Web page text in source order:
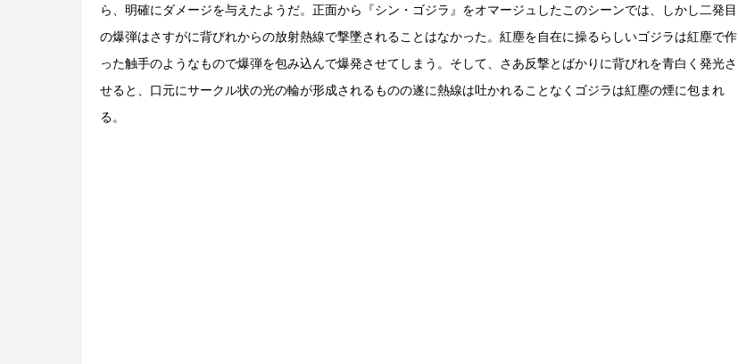
ら、明確にダメージを与えたようだ。正面から『シン・ゴジラ』をオマージュしたこのシーンでは、しかし二発目
の爆弾はさすがに背びれからの放射熱線で撃墜されることはなかった。紅塵を自在に操るらしいゴジラは紅塵で作
った触手のようなもので爆弾を包み込んで爆発させてしまう。そして、さあ反撃とばかりに背びれを青白く発光さ
せると、口元にサークル状の光の輪が形成されるものの遂に熱線は吐かれることなくゴジラは紅塵の煙に包まれ
る。